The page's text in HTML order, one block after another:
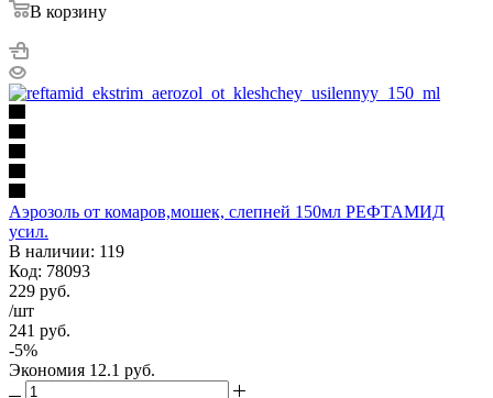
В корзину
Аэрозоль от комаров,мошек, слепней 150мл РЕФТАМИД
усил.
В наличии: 119
Код: 78093
229 руб.
/шт
241 руб.
-5%
Экономия 12.1 руб.